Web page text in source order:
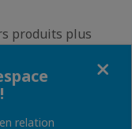
produits plus
ligne et pourront
en ligne sur les
sont
relation